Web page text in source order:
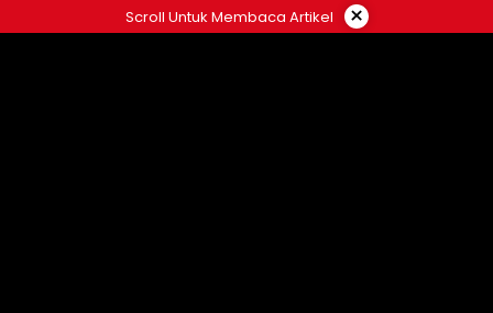
to
Scroll Untuk Membaca Artikel ×